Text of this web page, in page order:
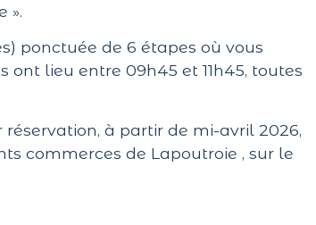
».
ponctuée de 6 étapes où vous
ont lieu entre 09h45 et 11h45, toutes
à partir de mi-avril 2026,
commerces de Lapoutroie , sur le